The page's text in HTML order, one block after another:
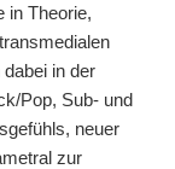
in Theorie,
in der
Pop, Sub- und
neuer
zur